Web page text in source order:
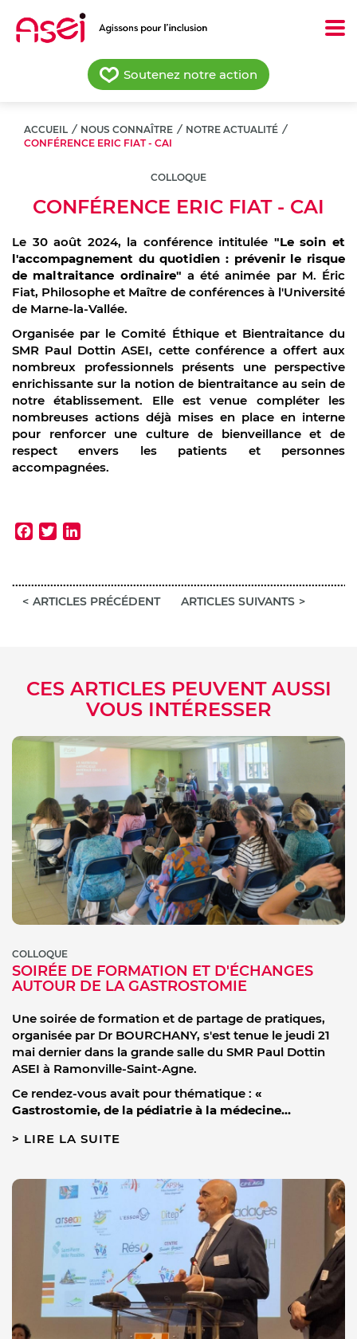
contenu
Soutenez notre action
ACCUEIL / NOUS CONNAÎTRE / NOTRE ACTUALITÉ /
CONFÉRENCE ERIC FIAT - CAI
COLLOQUE
CONFÉRENCE ERIC FIAT - CAI
Le 30 août 2024, la conférence intitulée "Le soin et
l'accompagnement du quotidien : prévenir le risque
de maltraitance ordinaire" a été animée par M. Éric
Fiat, Philosophe et Maître de conférences à l'Université
de Marne-la-Vallée.
Organisée par le Comité Éthique et Bientraitance du
SMR Paul Dottin ASEI, cette conférence a offert aux
nombreux professionnels présents une perspective
enrichissante sur la notion de bientraitance au sein de
notre établissement. Elle est venue compléter les
nombreuses actions déjà mises en place en interne
pour renforcer une culture de bienveillance et de
respect envers les patients et personnes
accompagnées.
Facebook
Twitter
ARTICLES PRÉCÉDENT ARTICLES SUIVANTS
CES ARTICLES PEUVENT AUSSI
VOUS INTÉRESSER
COLLOQUE
SOIRÉE DE FORMATION ET D'ÉCHANGES
AUTOUR DE LA GASTROSTOMIE
Une soirée de formation et de partage de pratiques,
organisée par Dr BOURCHANY, s'est tenue le jeudi 21
mai dernier dans la grande salle du SMR Paul Dottin
ASEI à Ramonville-Saint-Agne.
Ce rendez-vous avait pour thématique : «
Gastrostomie, de la pédiatrie à la médecine…
LIRE LA SUITE